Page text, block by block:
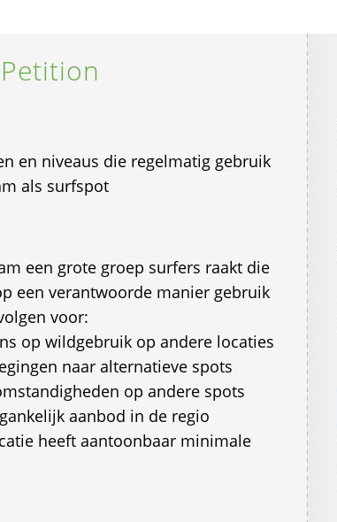
Petition
en niveaus die regelmatig gebruik
als surfspot
een grote groep surfers raakt die
een verantwoorde manier gebruik
voor:
op wildgebruik op andere locaties
naar alternatieve spots
op andere spots
aanbod in de regio
heeft aantoonbaar minimale